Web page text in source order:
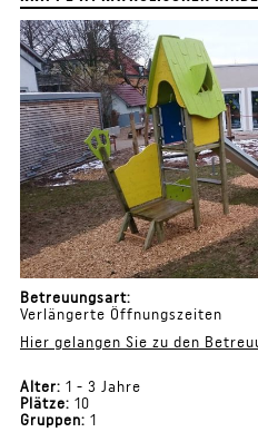
Betreuungsart:
Verlängerte Öffnungszeiten
Hier gelangen Sie zu den
Alter: 1 - 3 Jahre
Plätze: 10
Gruppen: 1